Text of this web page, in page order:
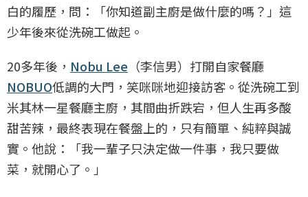
白的履歷，問：「你知道副主廚是做什麼的嗎？」這
少年後來從洗碗工做起。
20多年後， Nobu Lee （李信男）打開自家餐廳
NOBUO低調的大門，笑咪咪地迎接訪客。從洗碗工到
米其林一星餐廳主廚，其間曲折跌宕，但人生再多酸
甜苦辣，最終表現在餐盤上的，只有簡單、純粹與誠
實。他說：「我一輩子只決定做一件事，我只要做
菜，就開心了。」